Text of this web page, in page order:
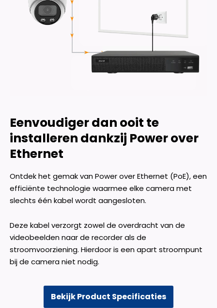
aantal
Eenvoudiger dan ooit te
installeren dankzij Power over
Ethernet
Ontdek het gemak van Power over Ethernet (PoE), een
efficiënte technologie waarmee elke camera met
slechts één kabel wordt aangesloten.
Deze kabel verzorgt zowel de overdracht van de
videobeelden naar de recorder als de
stroomvoorziening. Hierdoor is een apart stroompunt
bij de camera niet nodig.
Bekijk Product Specificaties